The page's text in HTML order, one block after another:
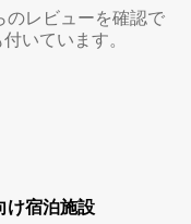
のレビューを確認で
いています。
け宿⁠泊⁠施⁠設